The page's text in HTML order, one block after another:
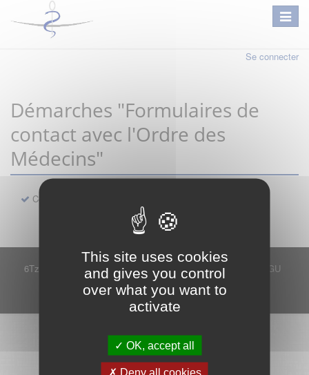
This site uses cookies
and gives you control
over what you want to
activate
OK, accept all
Deny all cookies
Se connecter
Démarches "Formulaires de
contact avec l'Ordre des
Médecins"
Contact
6Tzen ©2015 - Tous droits réservés Mentions légales
CGU
Plan du site
FAQ
Contact
Ce service est proposé par6Tzen